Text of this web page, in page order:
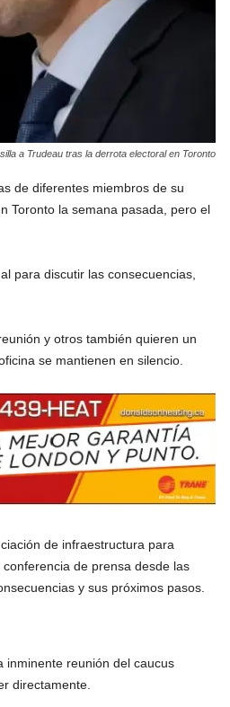
a Trudeau tras la derrota electoral en Toronto
de diferentes miembros de su
Toronto la semana pasada, pero el
para discutir las consecuencias,
y otros también quieren un
se mantienen en silencio.
de infraestructura para
de prensa desde las
y sus próximos pasos.
inminente reunión del caucus
directamente.